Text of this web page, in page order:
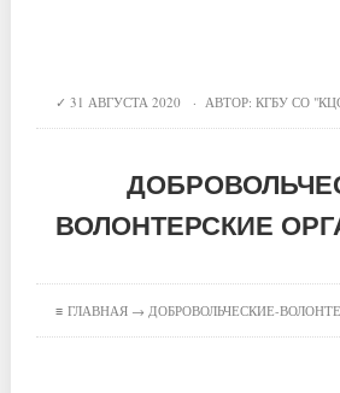
31 АВГУСТА 2020 · АВТОР: КГБУ СО
ВОЛОНТЕРСКИЕ
≡ ГЛАВНАЯ→ ДОБРОВОЛЬЧЕСКИЕ-